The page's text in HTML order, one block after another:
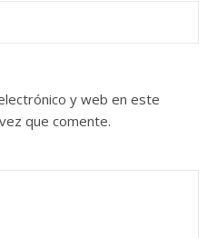
y web en este
que comente.